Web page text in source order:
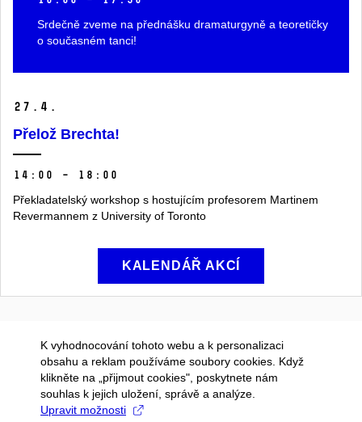
Srdečně zveme na přednášku dramaturgyně a teoretičky
o současném tanci!
27. 4.
Přelož Brechta!
14:00 – 18:00
Překladatelský workshop s hostujícím profesorem Martinem
Revermannem z University of Toronto
KALENDÁŘ AKCÍ
K vyhodnocování tohoto webu a k personalizaci
obsahu a reklam používáme soubory cookies. Když
klikněte na „přijmout cookies", poskytnete nám
souhlas k jejich uložení, správě a analýze.
Upravit možnosti